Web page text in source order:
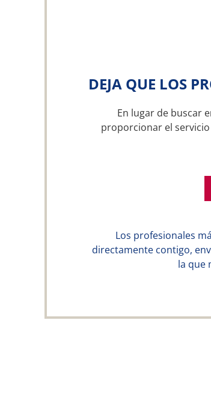
DEJA QUE LOS
En lugar de buscar
proporcionar el
Los profesionales
directamente contigo,
la que